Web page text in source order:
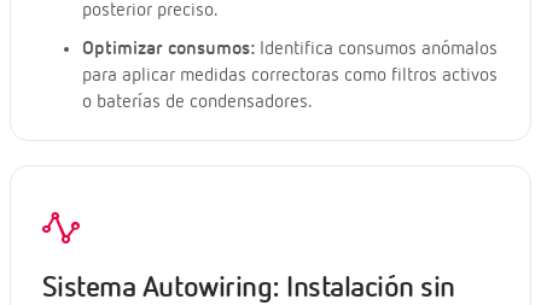
posterior preciso.
Optimizar consumos: Identifica consumos anómalos
para aplicar medidas correctoras como filtros activos
o baterías de condensadores.
Sistema Autowiring: Instalación sin